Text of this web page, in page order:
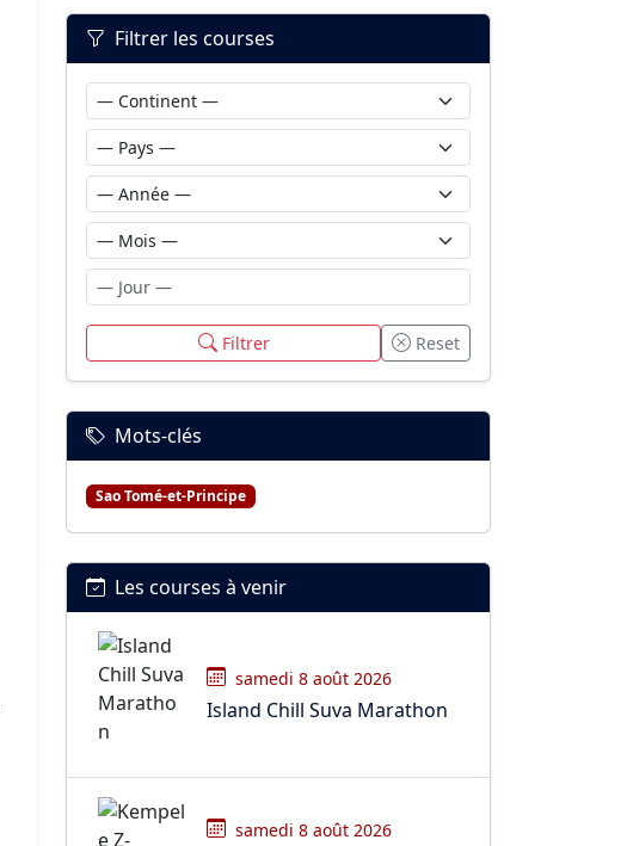
Filtrer les courses
Filtrer Reset
Mots-clés
Sao Tomé-et-Principe
Les courses à venir
samedi 8 août 2026
Island Chill Suva Marathon
samedi 8 août 2026